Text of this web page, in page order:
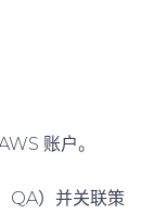
账户。
QA）并关联策